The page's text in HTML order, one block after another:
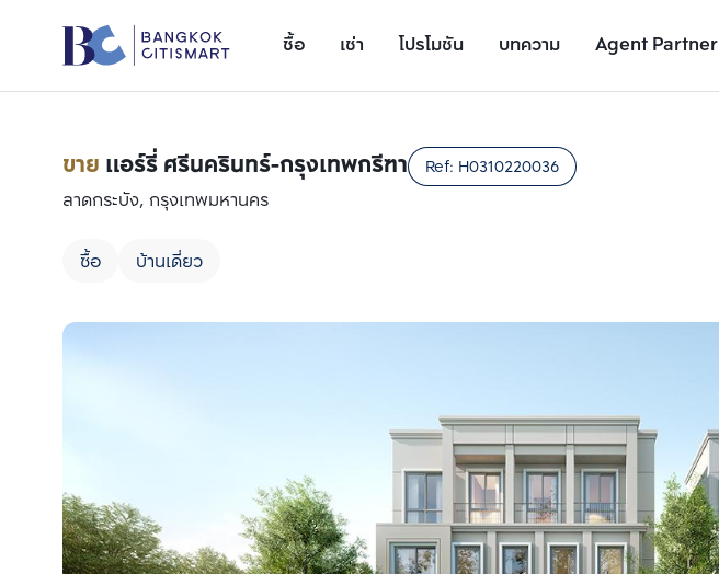
ซื้อ เช่า โปรโมชัน บทความ Agent Partner
รายละเอียดยูนิต
ขาย แอร์รี่ ศรีนครินทร์-กรุงเทพกรีฑา Ref: H0310220036
ลาดกระบัง, กรุงเทพมหานคร
ซื้อ บ้านเดี่ยว